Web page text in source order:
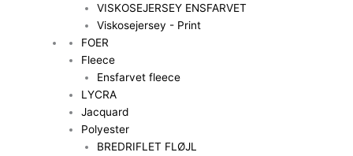
VISKOSEJERSEY ENSFARVET
Viskosejersey - Print
FOER
Fleece
Ensfarvet fleece
LYCRA
Jacquard
Polyester
BREDRIFLET FLØJL